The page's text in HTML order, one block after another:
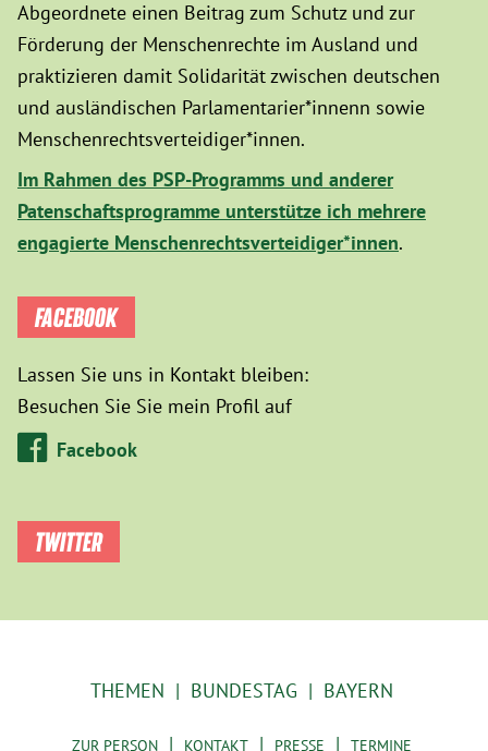
Abgeordnete einen Beitrag zum Schutz und zur
Förderung der Menschenrechte im Ausland und
praktizieren damit Solidarität zwischen deutschen
und ausländischen Parlamentarier*innenn sowie
Menschenrechtsverteidiger*innen.
Im Rahmen des PSP-Programms und anderer
Patenschaftsprogramme unterstütze ich mehrere
engagierte Menschenrechtsverteidiger*innen.
FACEBOOK
Lassen Sie uns in Kontakt bleiben:
Besuchen Sie Sie mein Profil auf
Facebook
TWITTER
THEMEN BUNDESTAG BAYERN
ZUR PERSON KONTAKT PRESSE TERMINE